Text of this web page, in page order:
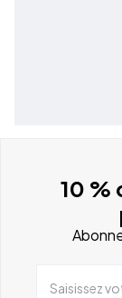
10 %
Saisissez